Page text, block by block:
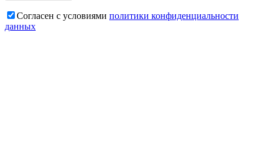
Cогласен с условиями политики конфиденциальности
данных